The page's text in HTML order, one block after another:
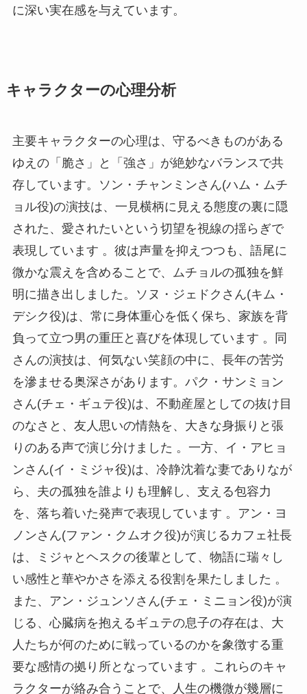
に深い実在感を与えています。
キャラクターの心理分析
主要キャラクターの心理は、守るべきものがある
ゆえの「脆さ」と「強さ」が絶妙なバランスで共
存しています。ソン・チャンミンさん(ハム・ムチ
ョル役)の演技は、一見横柄に見える態度の裏に隠
された、愛されたいという切望を視線の揺らぎで
表現しています 。彼は声量を抑えつつも、語尾に
微かな震えを含めることで、ムチョルの孤独を鮮
明に描き出しました。ソヌ・ジェドクさん(キム・
デシク役)は、常に身体重心を低く保ち、家族を背
負って立つ男の重圧と喜びを体現しています 。同
さんの演技は、何気ない笑顔の中に、長年の苦労
を滲ませる奥深さがあります。パク・サンミョン
さん(チェ・ギュテ役)は、不動産屋としての抜け目
のなさと、友人思いの情熱を、大きな身振りと張
りのある声で演じ分けました 。一方、イ・アヒョ
ンさん(イ・ミジャ役)は、冷静沈着な妻でありなが
ら、夫の孤独を誰よりも理解し、支える包容力
を、落ち着いた発声で表現しています 。アン・ヨ
ノンさん(ファン・クムオク役)が演じるカフェ社長
は、ミジャとヘスクの後輩として、物語に瑞々し
い感性と華やかさを添える役割を果たしました 。
また、アン・ジュンソさん(チェ・ミニョン役)が演
じる、心臓病を抱えるギュテの息子の存在は、大
人たちが何のために戦っているのかを象徴する重
要な感情の拠り所となっています 。これらのキャ
ラクターが絡み合うことで、人生の機微が幾層に